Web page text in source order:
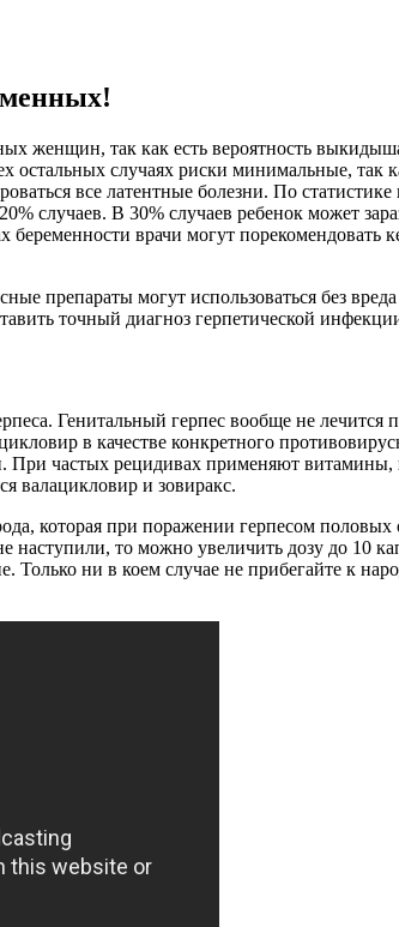
женщин, так как есть вероятность
случаях риски минимальные, так
все латентные болезни. По
случаев. В 30% случаев ребенок может
врачи могут порекомендовать
препараты могут использоваться без
точный диагноз герпетической
Генитальный герпес вообще не
в качестве конкретного
При частых рецидивах применяют
валацикловир и зовиракс.
которая при поражении герпесом
наступили, то можно увеличить дозу до 10
ни в коем случае не прибегайте к